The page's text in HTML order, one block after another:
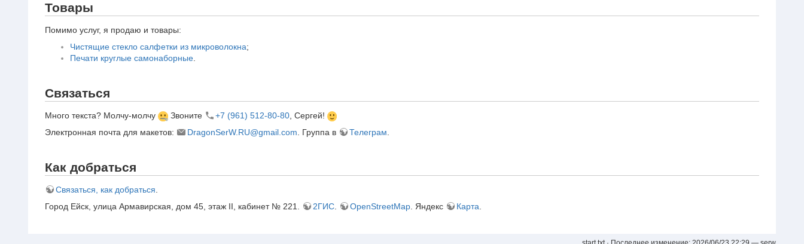
Товары
Помимо услуг, я продаю и товары:
Чистящие стекло салфетки из микроволокна;
Печати круглые самонаборные.
Связаться
Много текста? Молчу-молчу Звоните +7 (961) 512-80-80, Сергей!
Электронная почта для макетов:
DragonSerW.RU@gmail.com . Группа в Телеграм
Как добраться
Связаться, как добраться.
Город Ейск, улица Армавирская, дом 45, этаж II, кабинет № 221.
2ГИС. OpenStreetMap. Яндекс Карта